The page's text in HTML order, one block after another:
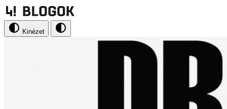
Kinézet